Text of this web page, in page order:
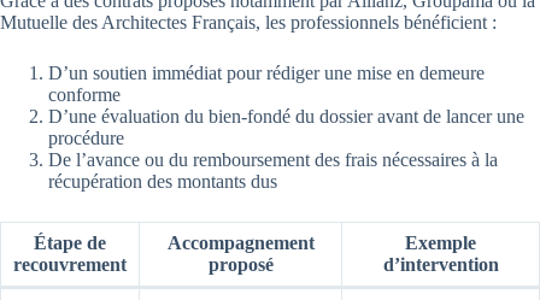
Mutuelle des Architectes Français, les professionnels bénéficient :
D’un soutien immédiat pour rédiger une mise en demeure
conforme
D’une évaluation du bien-fondé du dossier avant de lancer une
procédure
De l’avance ou du remboursement des frais nécessaires à la
récupération des montants dus
Étape de
recouvrement
Accompagnement
proposé
Exemple
d’intervention